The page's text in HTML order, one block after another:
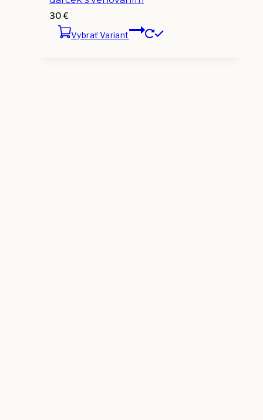
30€
Vybrať Variant